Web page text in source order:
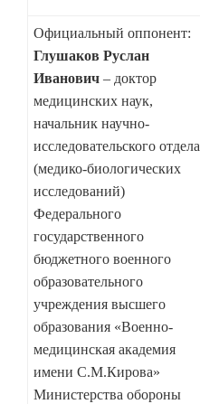
Официальный оппонент:
Глушаков Руслан
Иванович – доктор
медицинских наук,
начальник научно-
исследовательского отдела
(медико-биологических
исследований)
Федерального
государственного
бюджетного военного
образовательного
учреждения высшего
образования «Военно-
медицинская академия
имени С.М.Кирова»
Министерства обороны